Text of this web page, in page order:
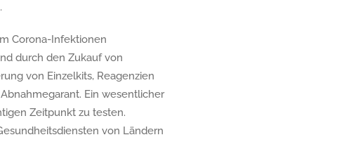
Corona-Infektionen
durch den Zukauf von
von Einzelkits, Reagenzien
Ein wesentlicher
Zeitpunkt zu testen.
von Ländern